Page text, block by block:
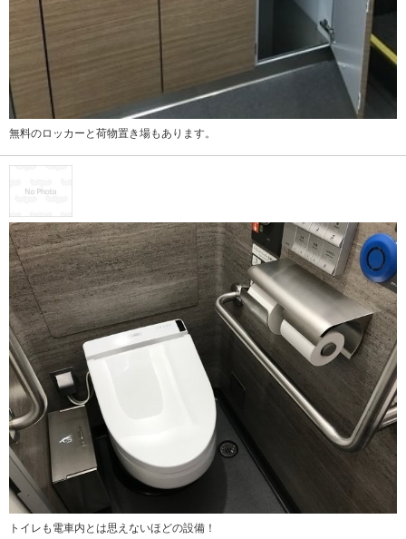
無料のロッカーと荷物置き場もあります。
トイレも電車内とは思えないほどの設備！